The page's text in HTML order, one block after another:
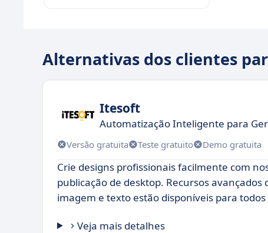
Alternativas dos clientes
Itesoft
Automatização Inteligente para
Versão gratuita Teste gratuito Demo gratuita
Crie designs profissionais facilmente com
publicação de desktop. Recursos avançados
imagem e texto estão disponíveis para
Veja mais detalhes